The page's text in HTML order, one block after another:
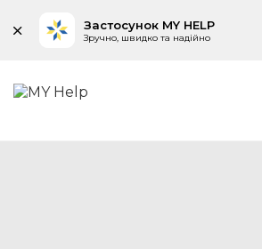
Застосунок MY HELP
Зручно, швидко та надійно